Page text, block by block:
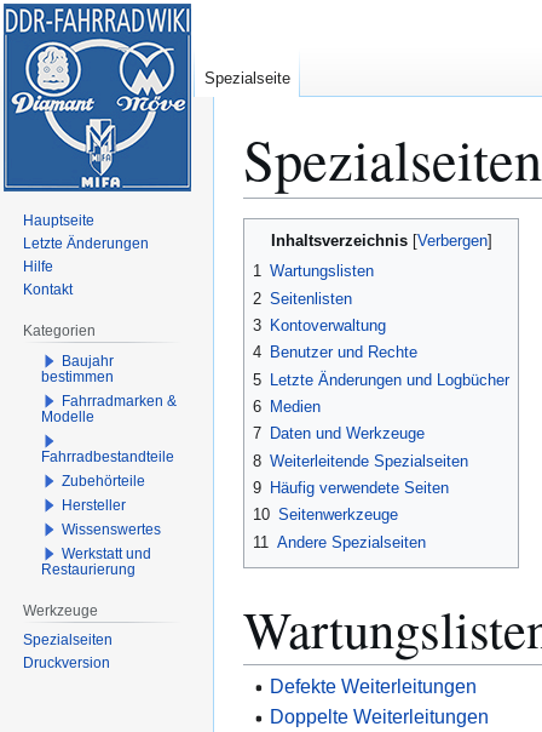
Spezialseiten
Inhaltsverzeichnis
1 Wartungslisten
2 Seitenlisten
3 Kontoverwaltung
4 Benutzer und Rechte
5
Letzte Änderungen und Logbücher
6 Medien
7 Daten und Werkzeuge
8 Weiterleitende Spezialseiten
9 Häufig verwendete Seiten
10 Seitenwerkzeuge
11 Andere Spezialseiten
Defekte Weiterleitungen
Doppelte Weiterleitungen
Spezialseite
Hauptseite
Letzte Änderungen
Hilfe
Kontakt
Kategorien
Baujahr
bestimmen
Fahrradmarken &
Modelle
Fahrradbestandteile
Zubehörteile
Hersteller
Wissenswertes
Werkstatt und
Restaurierung
Werkzeuge
Spezialseiten
Druckversion